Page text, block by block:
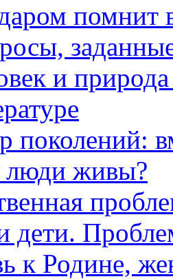
помнит
и
поколений:
живы?
дети.
к Родине,